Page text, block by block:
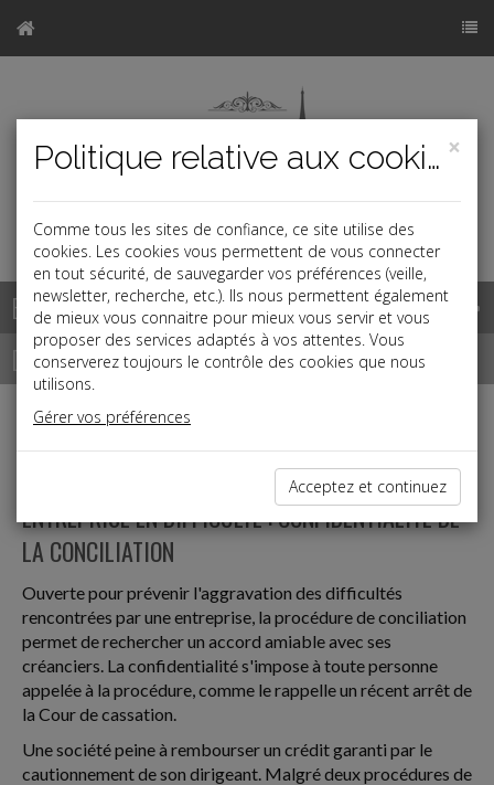
Base documentaire
Dépêches
j
Vie des affaires
ENTREPRISE EN DIFFICULTÉ : CONFIDENTIALITÉ DE
LA CONCILIATION
Ouverte pour prévenir l'aggravation des difficultés
rencontrées par une entreprise, la procédure de conciliation
permet de rechercher un accord amiable avec ses
créanciers. La confidentialité s'impose à toute personne
appelée à la procédure, comme le rappelle un récent arrêt de
la Cour de cassation.
Une société peine à rembourser un crédit garanti par le
cautionnement de son dirigeant. Malgré deux procédures de
×
Politique relative aux cookies
Comme tous les sites de confiance, ce site utilise des
cookies. Les cookies vous permettent de vous connecter
en tout sécurité, de sauvegarder vos préférences (veille,
newsletter, recherche, etc.). Ils nous permettent également
de mieux vous connaitre pour mieux vous servir et vous
proposer des services adaptés à vos attentes. Vous
conserverez toujours le contrôle des cookies que nous
utilisons.
Gérer vos préférences
Acceptez et continuez